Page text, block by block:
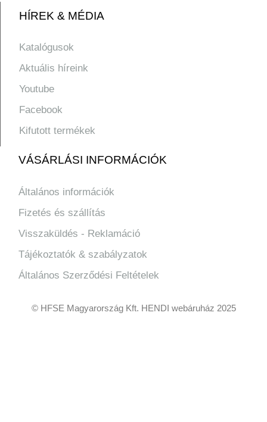
HÍREK & MÉDIA
Katalógusok
Aktuális híreink
Youtube
Facebook
Kifutott termékek
VÁSÁRLÁSI INFORMÁCIÓK
Általános információk
Fizetés és szállítás
Visszaküldés - Reklamáció
Tájékoztatók & szabályzatok
Általános Szerződési Feltételek
© HFSE Magyarország Kft. HENDI webáruház 2025